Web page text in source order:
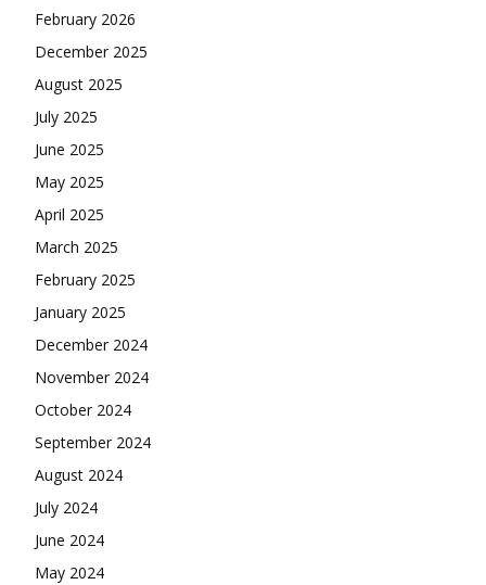
February 2026
December 2025
August 2025
July 2025
June 2025
May 2025
April 2025
March 2025
February 2025
January 2025
December 2024
November 2024
October 2024
September 2024
August 2024
July 2024
June 2024
May 2024